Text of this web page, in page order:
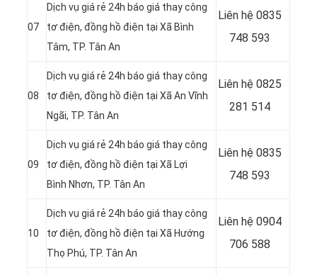
07
Dịch vụ giá rẻ 24h báo giá thay công
tơ điện, đồng hồ điện tại Xã Bình
Tâm, TP. Tân An
Liên hệ 0835
748 593
08
Dịch vụ giá rẻ 24h báo giá thay công
tơ điện, đồng hồ điện tại Xã An Vĩnh
Ngãi, TP. Tân An
Liên hệ 0825
281 514
09
Dịch vụ giá rẻ 24h báo giá thay công
tơ điện, đồng hồ điện tại Xã Lợi
Bình Nhơn, TP. Tân An
Liên hệ 0835
748 593
10
Dịch vụ giá rẻ 24h báo giá thay công
tơ điện, đồng hồ điện tại Xã Hướng
Thọ Phú, TP. Tân An
Liên hệ 0904
706 588